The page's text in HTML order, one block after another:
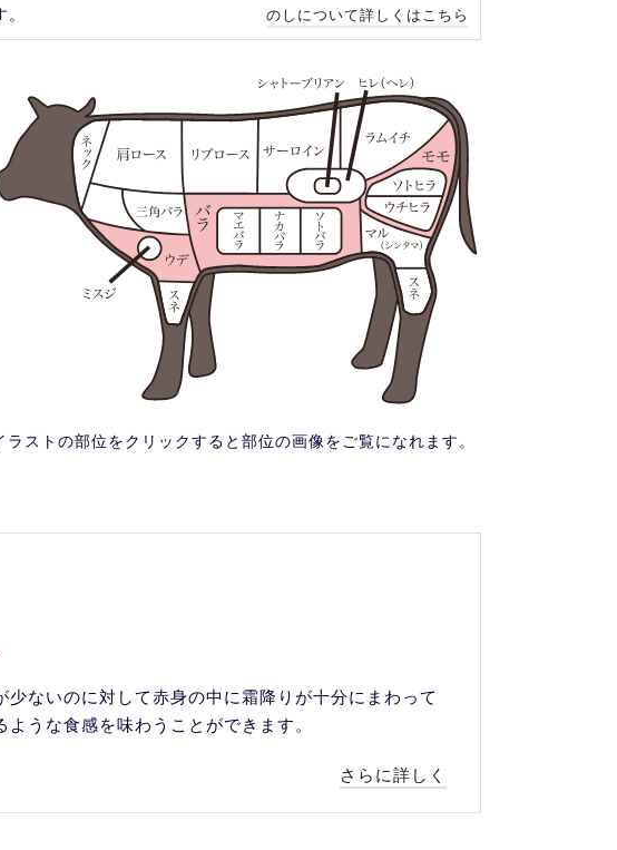
のしについて詳しくはこちら
ラストの部位をクリックすると部位の画像をご覧になれます。
ないのに対して赤身の中に霜降りが十分にまわって
うな食感を味わうことができます。
さらに詳しく